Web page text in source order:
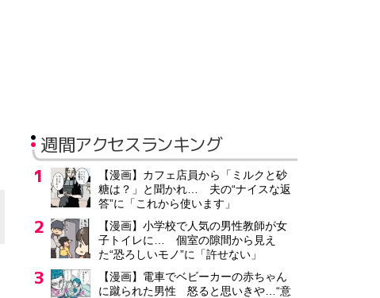
週間アクセスランキング
【漫画】カフェ店員から「ミルクと砂
糖は？」と聞かれ… 夫の“ナイスな返
答”に「これから使います」
【漫画】小学校で人気の男性教師が女
子トイレに… 個室の隙間から見え
た“恐ろしいモノ”に「許せない」
【漫画】電車でベビーカーの赤ちゃん
に蹴られた男性 怒ると思いきや…“意